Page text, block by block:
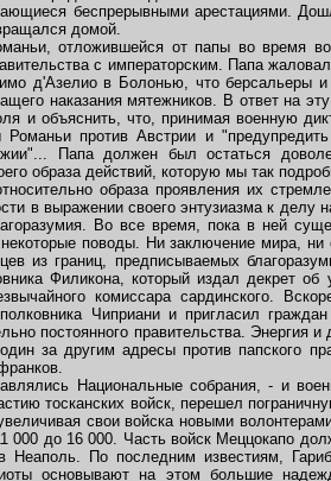
беспрерывными арестациями.
домой.
отложившейся от папы во время
с императорским. Папа
д'Азелио в Болонью, что берсальеры
наказания мятежников. В ответ на
и объяснить, что, принимая военную
против Австрии и
Папа должен был остаться
образа действий, которую мы так
образа проявления их
в выражении своего энтузиазма к
Во все время, пока в ней
поводы. Ни заключение мира,
из границ, предписываемых
Филикона, который издал декрет об
комиссара сардинского.
Чиприани и пригласил
постоянного правительства.
за другим адресы против папского
Национальные собрания, - и
тосканских войск, перешел
свои войска новыми
000 до 16 000. Часть войск Меццокапо
Неаполь. По последним известиям,
основывают на этом большие